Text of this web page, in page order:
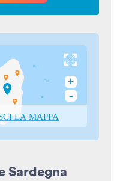
Sardegna